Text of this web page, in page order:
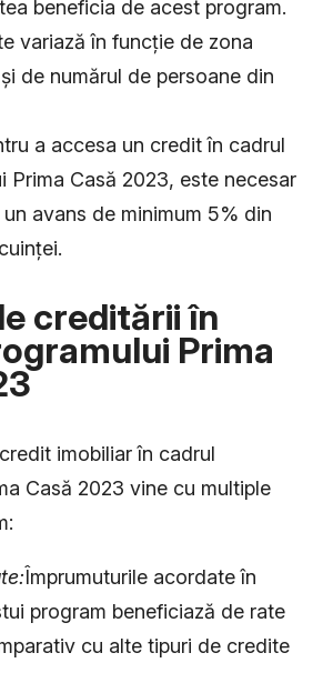
beneficia de acest program.
variază în funcție de zona
de numărul de persoane din
a accesa un credit în cadrul
Prima Casă 2023, este necesar
avans de minimum 5% din
creditării în
Prima
imobiliar în cadrul
Casă 2023 vine cu multiple
Împrumuturile acordate în
program beneficiază de rate
cu alte tipuri de credite